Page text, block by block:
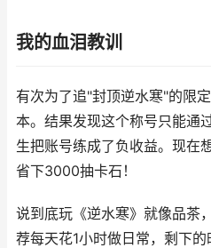
我的血泪教训
有次为了追"封顶逆水寒"的限
本。结果发现这个称号只能通
生把账号练成了负收益。现在
省下3000抽卡石！
说到底玩《逆水寒》就像品茶
荐每天花1小时做日常，剩下